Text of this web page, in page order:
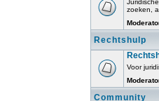
zoeken,
Rechtshulp
Voor
Community